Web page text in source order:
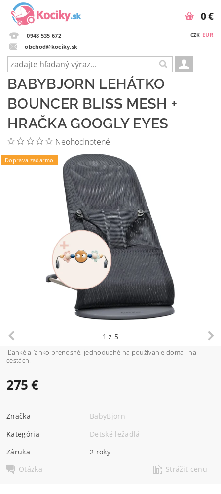
0948 535 672
obchod@kociky.sk
CZK EUR
0 €
BABYBJORN LEHÁTKO
BOUNCER BLISS MESH +
HRAČKA GOOGLY EYES
Neohodnotené
Doprava zadarmo
1 z 5
Ľahké a ľahko prenosné, jednoduché na používanie doma i na
cestách.
275 €
Značka
BabyBjorn
Kategória
Detské ležadlá
Záruka
2 roky
Otázka
Strážiť cenu